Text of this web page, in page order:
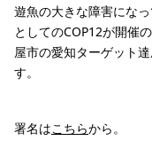
遊魚の大きな障害にな
としてのCOP12が開催
屋市の愛知ターゲット
す。
署名はこちらから。